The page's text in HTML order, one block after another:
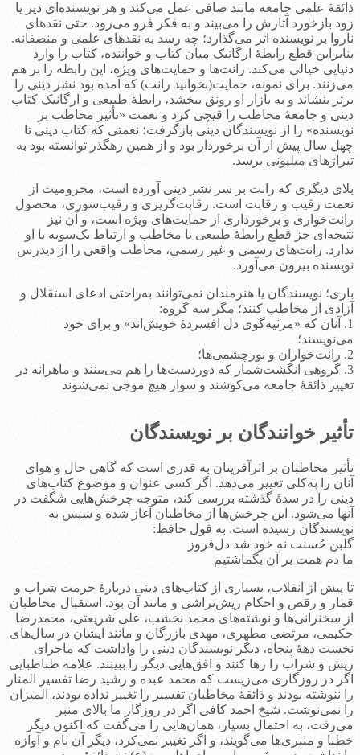
ذائقۀ علمی جامعه مانند صافی عمل می‌کند و هر نویسنده‌ای دیر یا
زود بازخورد آثارش را می‌بیند و به فکر فرو می‌رود. حتی نقدهای
ناروا بر نویسنده اثر می‌گذارد؛ چه رسد به نقدهای علمی و منصفانه.
بنابراین قطع رابطۀ ارگانیک میان کتاب و خواننده، کتاب را وارد
دنیایی خیالی می‌کند. رانت‌ها و حمایت‌های ویژه، این رابطه را بر هم
می‌زنند. برای نمونه، حمایت(بخوانید رانت) که آمده بود نشر دینی را
برتر بنشاند و به بازار او رونق ببخشد، رابطۀ طبیعی و ارگانیک کتاب
دینی و جامعۀ مخاطب را قیچی کرد و نعمت «تأثیر مخاطب بر
نویسنده» را از نویسندگان دینی بازگرفت؛ نعمتی که کتاب دینی تا
چهل سال پیش از آن برخوردار بود و از همین رهگذر توانسته بود به
تیراژهای میلیونی برسد.
بلای دیگری که رانت بر سر نشر دینی آورده است، محرومیت از
نعمت رقیب و رقابت است. رقابت‌گریزی و رقیب‌سوزی، محصول
رانت‌خواری و برخورداری از حمایت‌های ویژه است، و آن نیز
نتیجه‌ای جز قطع رابطۀ طبیعی با مخاطب و ارتباط یک‌سویه با او
ندارد. رانت‌های رسمی و غیر رسمی، مخاطب واقعی را از دیدرس
نویسنده بیرون می‌آورد.
باری؛ نویسندگان یا هنرمندان نمی‌توانند به‌راحتی ادعای استقلال و
آزادی از مخاطب کنند؛ مگر سه گروه:
1. آنان که «مرثیه‌گوی دل افسردۀ خویش‌اند» و برای خود
می‌نویسند؛
2. رانت‌‌خواران و نورچشمی‌ها؛
3. گروهی انگشت‌شمار که دوردست‌ها را هم می‌بینند و ماهرانه در
تغییر ذائقۀ جامعه می‌کوشند و سوار هیچ موجی نمی‌شوند
تأثیر خوانندگان بر نویسندگان
تأثیر مخاطبان بر اثرآفرینان به قدری است که گاهی حال و هوای
آنان را به‌کلی تغییر می‌دهد. اگر کسی عنوان و موضوع کتاب‌های
دینی را در سدۀ گذشته بررسی کند، متوجه چرخش‌هایی شگفت در
آنها می‌شود. این چرخش‌ها از مخاطبان آغاز شده و سپس به
نویسندگان رسیده است. به قول حافظ:
گلبن حُسنت نه خود شد دل‌فروز
ما دم همت بر آن بگماشتیم
تا پیش از انقلاب، بسیاری از کتاب‌های دینی دربارۀ حرمت شراب و
قمار و رقص و احکام ریش‌تراشی و مانند آن بود. استقبال مخاطبان
از سخنرانی‌ها و نوشته‌های محمد نخشب، علی شریعتی، محمدرضا
حکیمی، مرتضی مطهری، مهدی بازرگان و مانند ایشان در سال‌های
نخست دهۀ پنجاه، دیگر نویسندگان دینی را واداشت که ماجرای
ریش و شراب را رها کنند و افق‌هایی دیگر را ببینند. علامه ‌طباطبایی
اگر در روزگاری می‌زیست که محمد عبده و رشید رضا تفسیر المنار
را ننوشته بودند و ذائقۀ مخاطبان تفسیر را تغییر نداده بودند، المیزان
را نمی‌نوشت. شیخ احمد کافی اگر در روزگار ما بالای منبر
می‌رفت، به احتمال بسیار، همان‌هایی را می‌گفت که اکنون دیگر
خطبا و منبری‌ها می‌گویند، و اگر تغییر نمی‌کرد، دیگر آن نام و آوازه